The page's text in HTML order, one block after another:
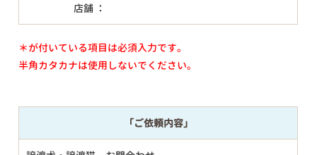
店舗 ：
＊が付いている項目は必須入力です。
半角カタカナは使用しないでください。
「ご依頼内容」